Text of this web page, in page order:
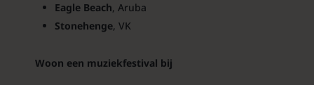
Eagle Beach, Aruba
Stonehenge, VK
Woon een muziekfestival bij